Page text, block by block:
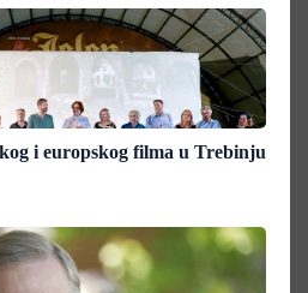
i europskog filma u Trebinju